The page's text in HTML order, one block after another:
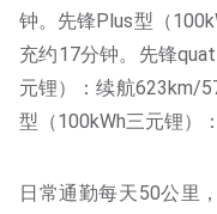
钟。先锋Plus型（
充约17分钟。先锋
元锂）：续航623km/
型（100kWh三元锂）
日常通勤每天50公里